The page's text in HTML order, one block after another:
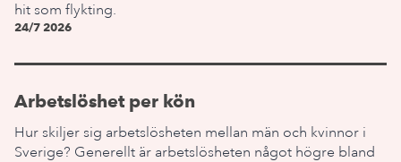
hit som flykting.
24/7 2026
Arbetslöshet per kön
Hur skiljer sig arbetslösheten mellan män och kvinnor i
Sverige? Generellt är arbetslösheten något högre bland